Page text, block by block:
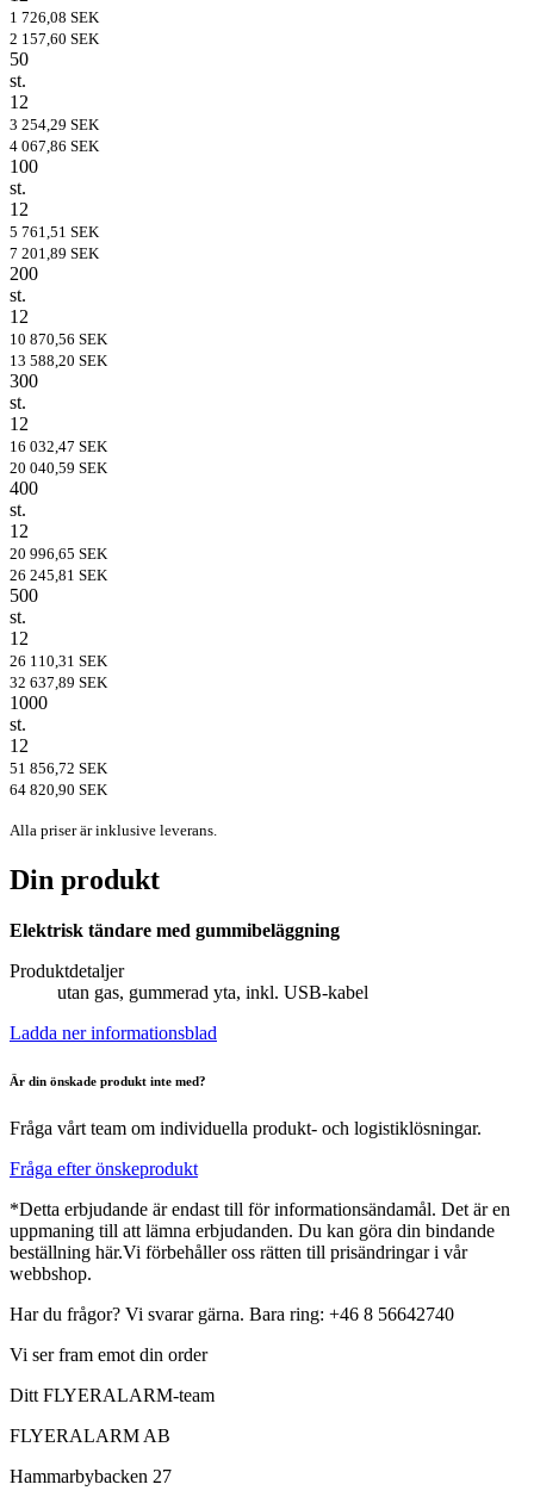
1 726,08 SEK
2 157,60 SEK
50
st.
12
3 254,29 SEK
4 067,86 SEK
100
st.
12
5 761,51 SEK
7 201,89 SEK
200
st.
12
10 870,56 SEK
13 588,20 SEK
300
st.
12
16 032,47 SEK
20 040,59 SEK
400
st.
12
20 996,65 SEK
26 245,81 SEK
500
st.
12
26 110,31 SEK
32 637,89 SEK
1000
st.
12
51 856,72 SEK
64 820,90 SEK
Alla priser är inklusive leverans.
Din produkt
Elektrisk tändare med gummibeläggning
Produktdetaljer
utan gas, gummerad yta, inkl. USB-kabel
Ladda ner informationsblad
Är din önskade produkt inte med?
Fråga vårt team om individuella produkt- och logistiklösningar.
Fråga efter önskeprodukt
*Detta erbjudande är endast till för informationsändamål. Det är en
uppmaning till att lämna erbjudanden. Du kan göra din bindande
beställning här.Vi förbehåller oss rätten till prisändringar i vår
webbshop.
Har du frågor? Vi svarar gärna. Bara ring: +46 8 56642740
Vi ser fram emot din order
Ditt FLYERALARM-team
FLYERALARM AB
Hammarbybacken 27